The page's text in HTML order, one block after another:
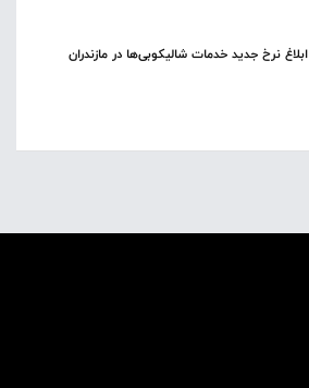
ابلاغ نرخ جدید خدمات شالیکوبی‌ها در مازندران